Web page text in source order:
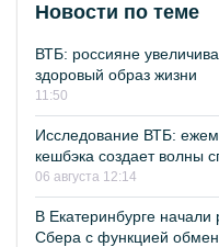
Новости по теме
ВТБ: россияне
здоровый образ жизни
11:50
Исследование ВТБ:
кешбэка создает волны
06 августа 12:14
В Екатеринбурге
Сбера с функцией